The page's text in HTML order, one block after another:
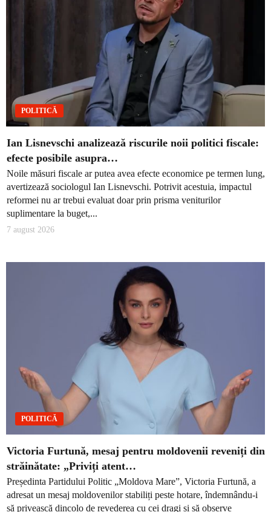
POLITICĂ
Ian Lisnevschi analizează riscurile noii politici fiscale:
efecte posibile asupra…
Noile măsuri fiscale ar putea avea efecte economice pe termen lung,
avertizează sociologul Ian Lisnevschi. Potrivit acestuia, impactul
reformei nu ar trebui evaluat doar prin prisma veniturilor
suplimentare la buget,...
7 august 2026
POLITICĂ
Victoria Furtună, mesaj pentru moldovenii reveniți din
străinătate: „Priviți atent…
Președinta Partidului Politic „Moldova Mare”, Victoria Furtună, a
adresat un mesaj moldovenilor stabiliți peste hotare, îndemnându-i
să privească dincolo de revederea cu cei dragi și să observe